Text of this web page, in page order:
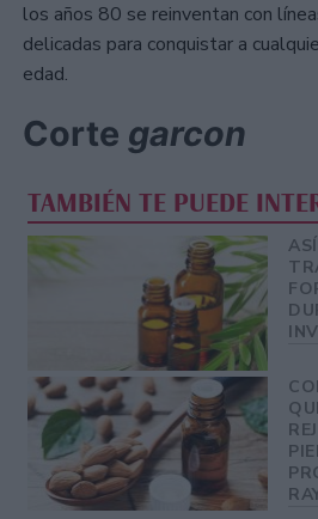
los años 80 se reinventan con
delicadas para conquistar a
edad.
Corte garcon
TAMBIÉN TE PUEDE